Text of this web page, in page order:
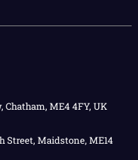
Chatham, ME4 4FY, UK
Street, Maidstone, ME14